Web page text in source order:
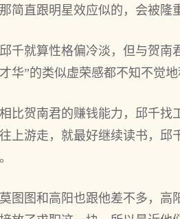
简直跟明星效应似的，会被隆
邱千就算性格偏冷淡，但与贺南
才华”的类似虚荣感都不知不觉地
相比贺南君的赚钱能力，邱千找
上游走，就最好继续读书，邱
莫图图和高阳也跟他差不多，高